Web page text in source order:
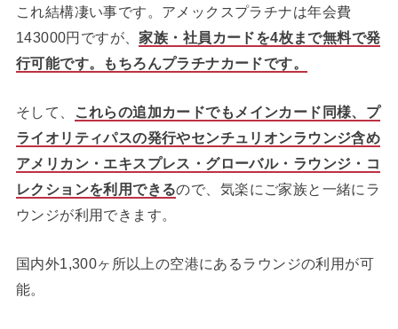
これ結構凄い事です。アメックスプラチナは年会費
143000円ですが、家族・社員カードを4枚まで無料で発
行可能です。もちろんプラチナカードです。
そして、
これらの追加カードでもメインカード同様、プ
ライオリティパスの発行やセンチュリオンラウンジ含め
アメリカン・エキスプレス・グローバル・ラウンジ・コ
レクションを利用できるので、気楽にご家族と一緒にラ
ウンジが利用できます。
国内外1,300ヶ所以上の空港にあるラウンジの利用が可
能。